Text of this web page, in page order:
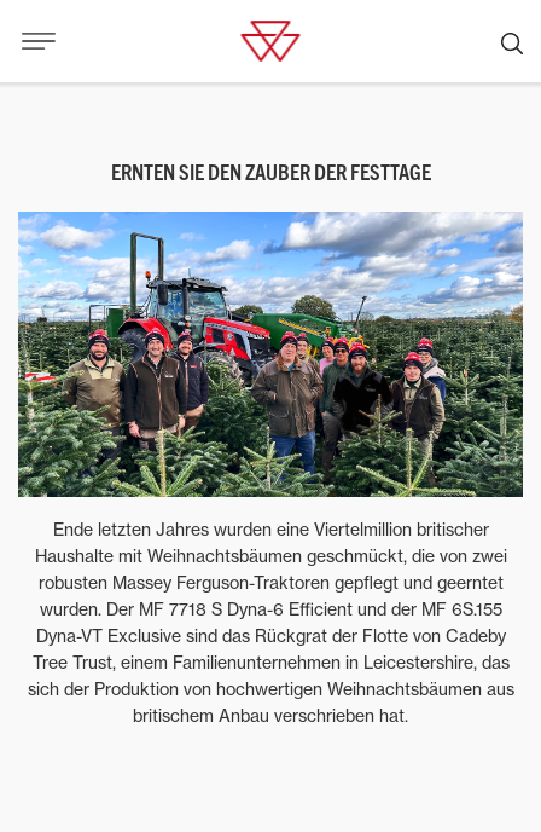
ERNTEN SIE DEN ZAUBER DER FESTTAGE
Ende letzten Jahres wurden eine Viertelmillion britischer
Haushalte mit Weihnachtsbäumen geschmückt, die von zwei
robusten Massey Ferguson-Traktoren gepflegt und geerntet
wurden. Der MF 7718 S Dyna-6 Efficient und der MF 6S.155
Dyna-VT Exclusive sind das Rückgrat der Flotte von Cadeby
Tree Trust, einem Familienunternehmen in Leicestershire, das
sich der Produktion von hochwertigen Weihnachtsbäumen aus
britischem Anbau verschrieben hat.